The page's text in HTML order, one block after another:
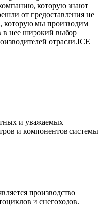
которую знают
от предоставления не
которую мы производим
в нее широкий выбор
отрасли.ICE
и уважаемых
и компонентов системы
производство
и снегоходов.